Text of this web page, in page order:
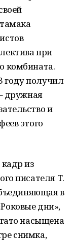
при
комбината.
году получил
дружная
и
этого
из
писателя Т.
в
дни»,
насыщена
снимка,